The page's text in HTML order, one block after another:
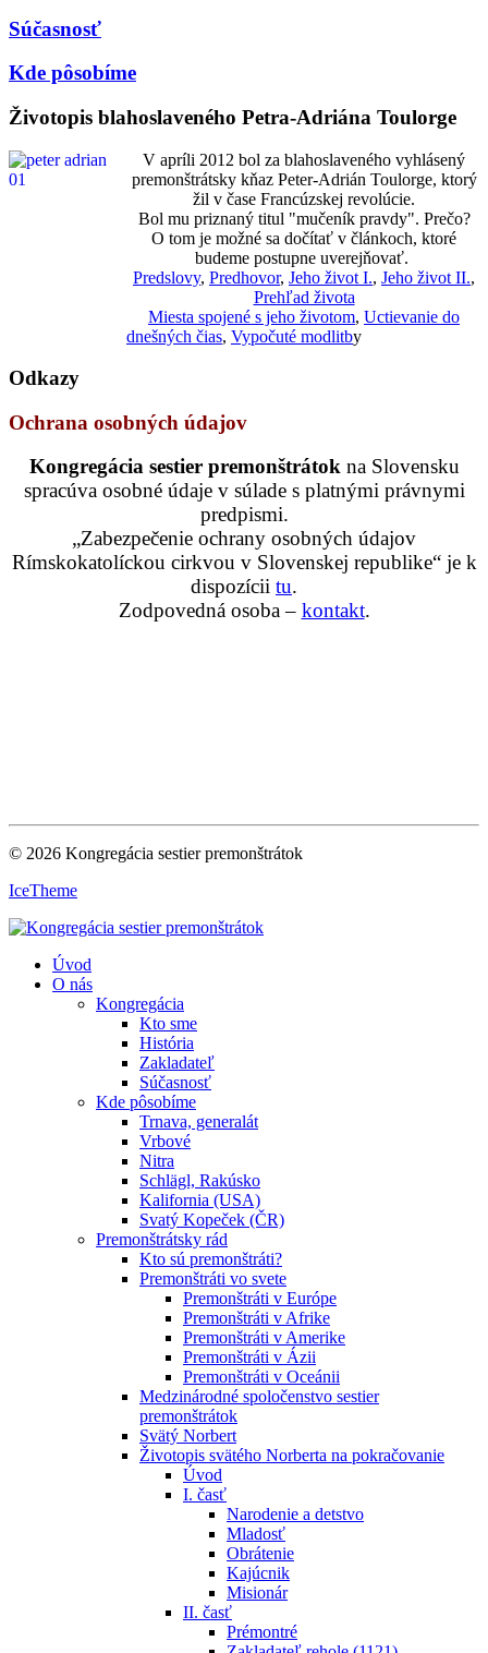
Súčasnosť
Kde pôsobíme
Životopis blahoslaveného Petra-Adriána Toulorge
V apríli 2012 bol za blahoslaveného vyhlásený
premonštrátsky kňaz Peter-Adrián Toulorge, ktorý
žil v čase Francúzskej revolúcie.
Bol mu priznaný titul "mučeník pravdy". Prečo?
O tom je možné sa dočítať v článkoch, ktoré
budeme postupne uverejňovať.
Predslovy, Predhovor, Jeho život I., Jeho život II.,
Prehľad života
Miesta spojené s jeho životom, Uctievanie do
dnešných čias, Vypočuté modlitby
Odkazy
Ochrana osobných údajov
Kongregácia sestier premonštrátok na Slovensku
spracúva osobné údaje v súlade s platnými právnymi
predpismi.
„Zabezpečenie ochrany osobných údajov
Rímskokatolíckou cirkvou v Slovenskej republike“ je k
dispozícii tu.
Zodpovedná osoba – kontakt.
© 2026 Kongregácia sestier premonštrátok
IceTheme
Úvod
O nás
Kongregácia
Kto sme
História
Zakladateľ
Súčasnosť
Kde pôsobíme
Trnava, generalát
Vrbové
Nitra
Schlägl, Rakúsko
Kalifornia (USA)
Svatý Kopeček (ČR)
Premonštrátsky rád
Kto sú premonštráti?
Premonštráti vo svete
Premonštráti v Európe
Premonštráti v Afrike
Premonštráti v Amerike
Premonštráti v Ázii
Premonštráti v Oceánii
Medzinárodné spoločenstvo sestier
premonštrátok
Svätý Norbert
Životopis svätého Norberta na pokračovanie
Úvod
I. časť
Narodenie a detstvo
Mladosť
Obrátenie
Kajúcnik
Misionár
II. časť
Prémontré